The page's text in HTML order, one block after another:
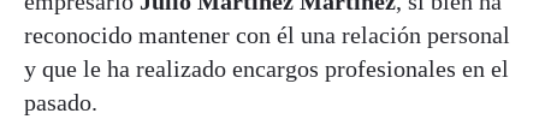
reconocido mantener con él una relación personal
y que le ha realizado encargos profesionales en el
pasado.